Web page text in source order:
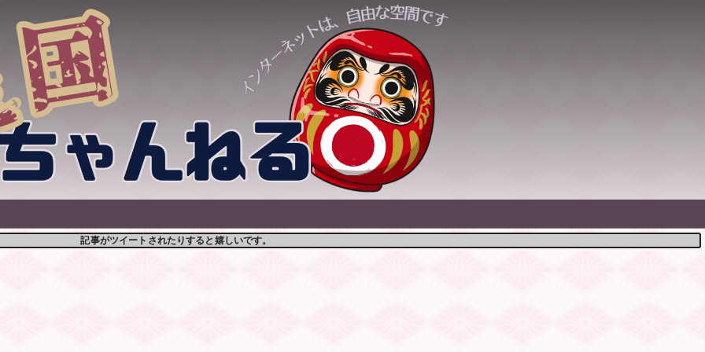
記事がツイートされたりすると嬉しいです。